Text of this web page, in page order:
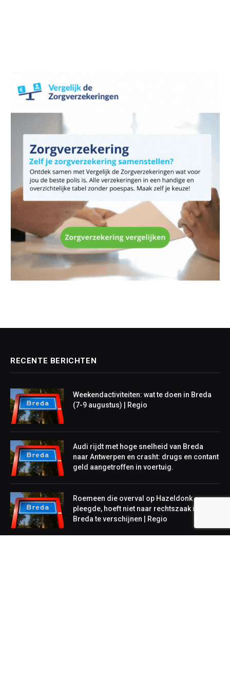
RECENTE BERICHTEN
Weekendactiviteiten: wat te doen in Breda
(7-9 augustus) | Regio
Audi rijdt met hoge snelheid van Breda
naar Antwerpen en crasht: drugs en contant
geld aangetroffen in voertuig.
Roemeen die overval op Hazeldonk
pleegde, hoeft niet naar rechtszaak in
Breda te verschijnen | Regio